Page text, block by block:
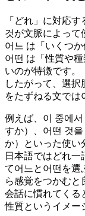
「どれ」に対応
것が文脈によって
어느 は「いくつ
어떤 は「性質や
いのが特徴です。
したがって、選
をたずねる文では
例えば、이 중에
すか）、어떤 것
か）といった使い
日本語ではどれ
て어느と어떤を選
ら感覚をつかむと
会話に慣れてくる
性質というイメー